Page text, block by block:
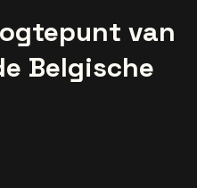
van
Belgische